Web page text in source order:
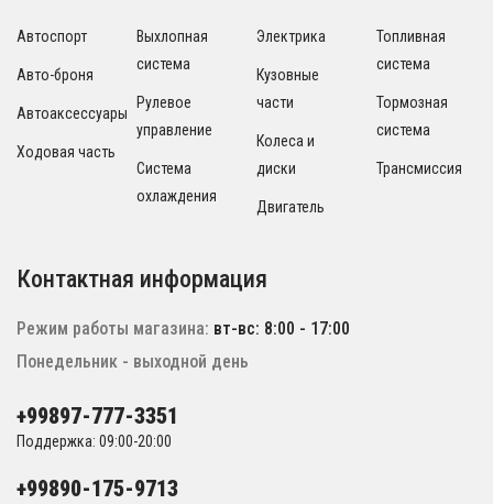
Автоспорт
Авто-броня
Автоаксессуары
Ходовая часть
Выхлопная
система
Рулевое
управление
Система
охлаждения
Электрика
Кузовные
части
Колеса и
диски
Двигатель
Топливная
система
Тормозная
система
Трансмиссия
Контактная информация
Режим работы магазина: вт-вс: 8:00 - 17:00
Понедельник - выходной день
+99897-777-3351
Поддержка: 09:00-20:00
+99890-175-9713